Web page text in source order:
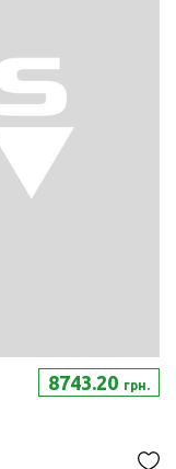
8743.20 грн.